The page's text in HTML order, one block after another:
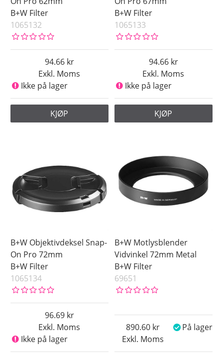
B+W Filter
1065132
Exkl. Moms
94.66
Ikke på lager
KJØP
B+W Filter
1065133
Exkl. Moms
94.66
Ikke på lager
KJØP
B+W Objektivdeksel Snap-
On Pro 72mm
B+W Filter
1065134
Exkl. Moms
96.69
Ikke på lager
B+W Motlysblender
Vidvinkel 72mm Metal
B+W Filter
69651
Exkl. Moms
890.60 På lager